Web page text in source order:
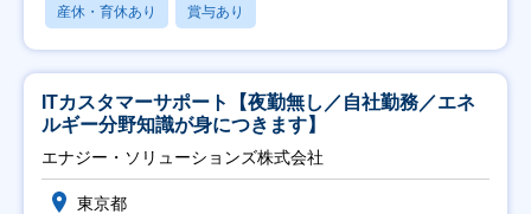
産休・育休あり 賞与あり
ITカスタマーサポート【夜勤無し／自社勤務／エネ
ルギー分野知識が身につきます】
エナジー・ソリューションズ株式会社
東京都